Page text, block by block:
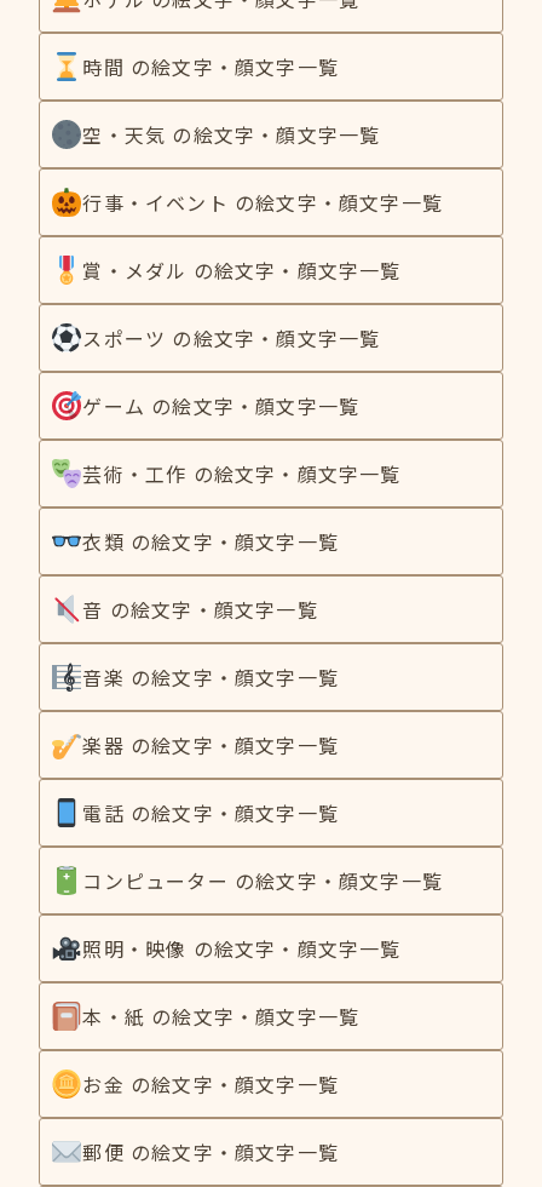
時間 の絵文字・顔文字一覧
空・天気 の絵文字・顔文字一覧
行事・イベント の絵文字・顔文字一覧
賞・メダル の絵文字・顔文字一覧
スポーツ の絵文字・顔文字一覧
ゲーム の絵文字・顔文字一覧
芸術・工作 の絵文字・顔文字一覧
衣類 の絵文字・顔文字一覧
音 の絵文字・顔文字一覧
音楽 の絵文字・顔文字一覧
楽器 の絵文字・顔文字一覧
電話 の絵文字・顔文字一覧
コンピューター の絵文字・顔文字一覧
照明・映像 の絵文字・顔文字一覧
本・紙 の絵文字・顔文字一覧
お金 の絵文字・顔文字一覧
郵便 の絵文字・顔文字一覧